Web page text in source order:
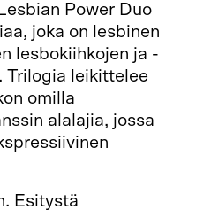
Power Duo
joka on lesbinen
lesbokiihkojen ja -
Trilogia leikittelee
omilla
alalajia, jossa
Esitystä